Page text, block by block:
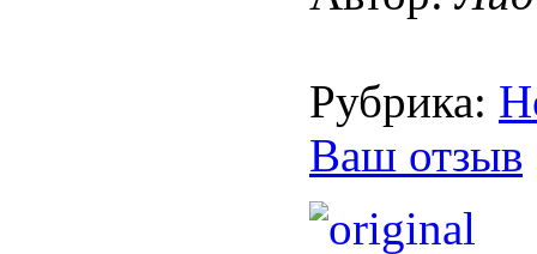
Рубрика:
Ваш отзыв